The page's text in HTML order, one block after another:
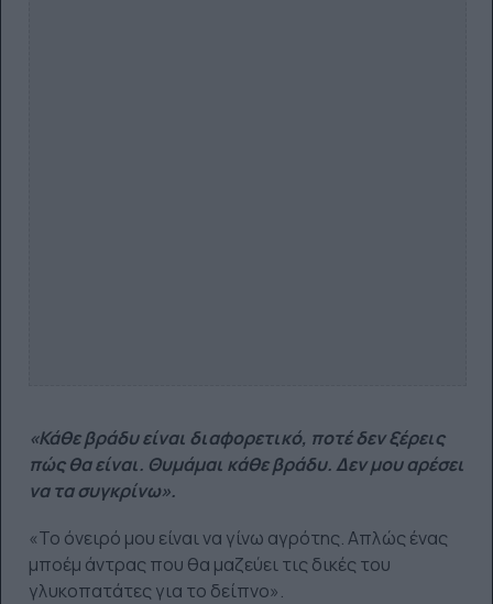
«Κάθε βράδυ είναι διαφορετικό, ποτέ δεν ξέρεις
πώς θα είναι. Θυμάμαι κάθε βράδυ. Δεν μου αρέσει
να τα συγκρίνω».
«Το όνειρό μου είναι να γίνω αγρότης. Απλώς ένας
μποέμ άντρας που θα μαζεύει τις δικές του
γλυκοπατάτες για το δείπνο».